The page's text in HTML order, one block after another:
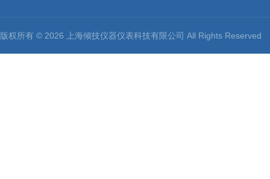
版权所有 © 2026 上海倾技仪器仪表科技有限公司 All Rights